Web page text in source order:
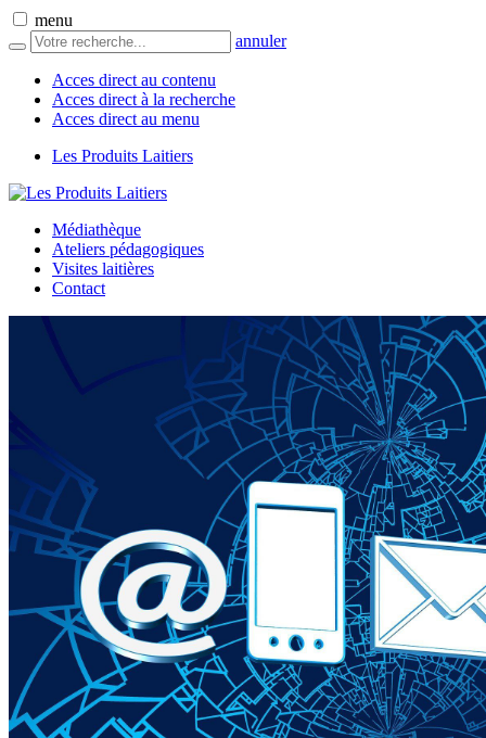
menu
annuler
Acces direct au contenu
Acces direct à la recherche
Acces direct au menu
Les Produits Laitiers
Médiathèque
Ateliers pédagogiques
Visites laitières
Contact